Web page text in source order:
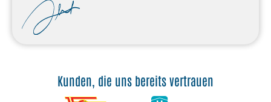
Kunden, die uns bereits vertrauen